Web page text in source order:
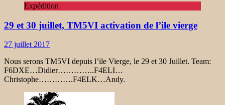
Expédition
29 et 30 juillet, TM5VI activation de l’ile vierge
27 juillet 2017
Nous serons TM5VI depuis l’ile Vierge, le 29 et 30 Juillet. Team:
F6DXE…Didier…………..F4ELI…
Christophe………….F4ELK…Andy.